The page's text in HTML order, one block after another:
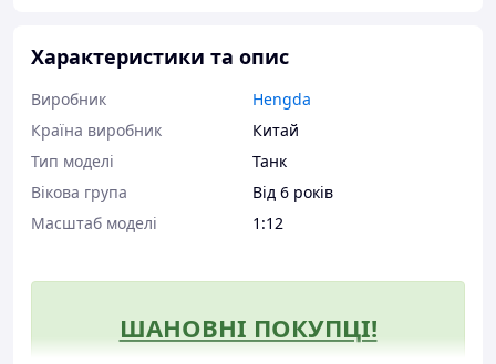
Характеристики та опис
Виробник
Hengda
Країна виробник
Китай
Тип моделі
Танк
Вікова група
Від 6 років
Масштаб моделі
1:12
ШАНОВНІ ПОКУПЦІ!